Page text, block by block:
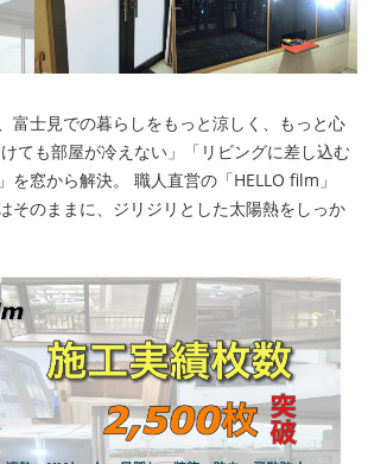
富士見での暮らしをもっと涼しく、もっと心
ても部屋が冷えない」「リビングに差し込む
を窓から解決。 職人直営の「HELLO film」
そのままに、ジリジリとした太陽熱をしっか